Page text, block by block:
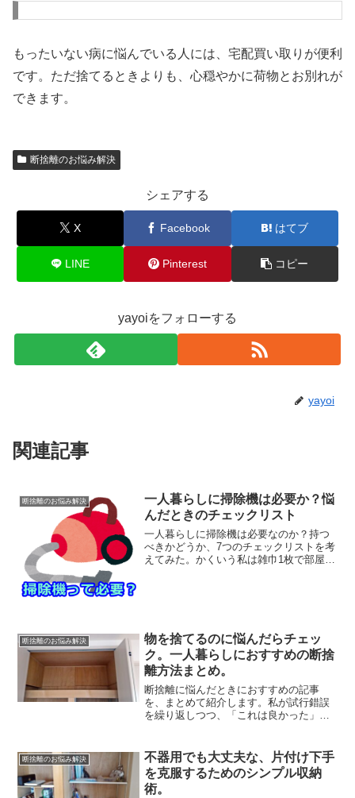
もったいない病に悩んでいる人には、宅配買い取りが便利
です。ただ捨てるときよりも、心穏やかに荷物とお別れが
できます。
断捨離のお悩み解決
シェアする
X Facebook はてブ
LINE Pinterest コピー
yayoiをフォローする
yayoi
関連記事
断捨離のお悩み解決
一人暮らしに掃除機は必要か？悩
んだときのチェックリスト
一人暮らしに掃除機は必要なのか？持つ
べきかどうか、7つのチェックリストを考
えてみた。かくいう私は雑巾1枚で部屋を
断捨離のお悩み解決
物を捨てるのに悩んだらチェッ
ク。一人暮らしにおすすめの断捨
離方法まとめ。
断捨離に悩んだときにおすすめの記事
を、まとめて紹介します。私が試行錯誤
を繰り返しつつ、「これは良かった」と
みてください。家の中の書類の処分に困
ったら書類はすぐに増えるし...
断捨離のお悩み解決
不器用でも大丈夫な、片付け下手
を克服するためのシンプル収納
術。